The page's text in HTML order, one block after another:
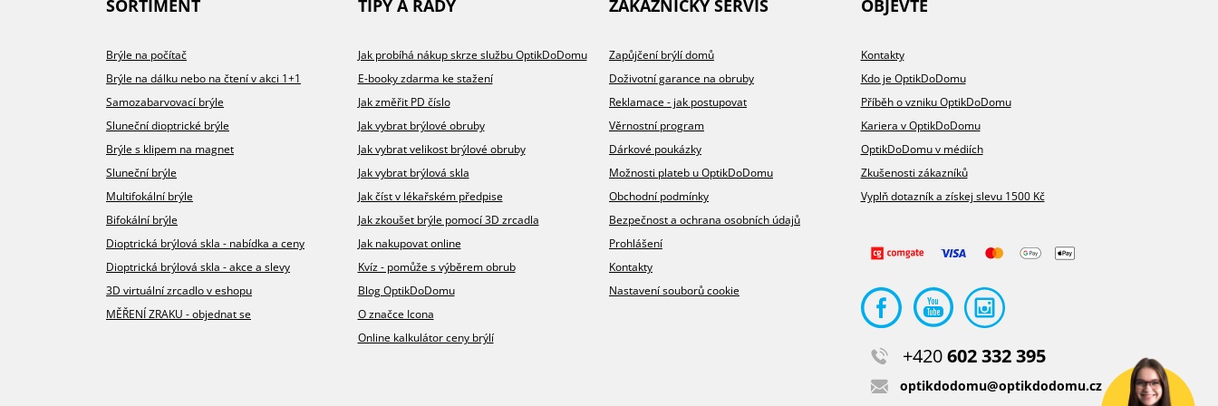
SORTIMENT
Brýle na počítač
Brýle na dálku nebo na čtení v akci 1+1
Samozabarvovací brýle
Sluneční dioptrické brýle
Brýle s klipem na magnet
Sluneční brýle
Multifokální brýle
Bifokální brýle
Dioptrická brýlová skla - nabídka a ceny
Dioptrická brýlová skla - akce a slevy
3D virtuální zrcadlo v eshopu
MĚŘENÍ ZRAKU - objednat se
TIPY A RADY
Jak probíhá nákup skrze službu OptikDoDomu
E-booky zdarma ke stažení
Jak změřit PD číslo
Jak vybrat brýlové obruby
Jak vybrat velikost brýlové obruby
Jak vybrat brýlová skla
Jak číst v lékařském předpise
Jak zkoušet brýle pomocí 3D zrcadla
Jak nakupovat online
Kvíz - pomůže s výběrem obrub
Blog OptikDoDomu
O značce Icona
Online kalkulátor ceny brýlí
ZÁKAZNICKÝ SERVIS
Zapůjčení brýlí domů
Doživotní garance na obruby
Reklamace - jak postupovat
Věrnostní program
Dárkové poukázky
Možnosti plateb u OptikDoDomu
Obchodní podmínky
Bezpečnost a ochrana osobních údajů
Prohlášení
Kontakty
Nastavení souborů cookie
OBJEVTE
Kontakty
Kdo je OptikDoDomu
Příběh o vzniku OptikDoDomu
Kariera v OptikDoDomu
OptikDoDomu v médiích
Zkušenosti zákazníků
Vyplň dotazník a získej slevu 1500 Kč
+420602 332 395
optikdodomu@optikdodomu.cz